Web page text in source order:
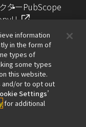
ターPubScope
ージング）
ルソリューション
information
in the form of
types of
some types
this website.
and/or to opt out
Settings’
for additional